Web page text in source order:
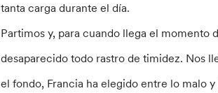
tanta carga durante el día.
Partimos y, para cuando llega el momento
desaparecido todo rastro de timidez. Nos
el fondo, Francia ha elegido entre lo malo